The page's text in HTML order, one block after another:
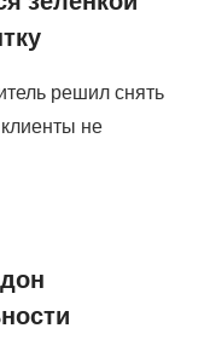
решил снять
не